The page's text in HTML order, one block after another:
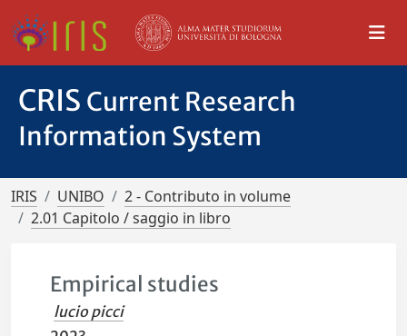
CRIS Current Research
Information System
IRIS UNIBO
2 - Contributo in volume
2.01 Capitolo / saggio in libro
Empirical studies
lucio picci